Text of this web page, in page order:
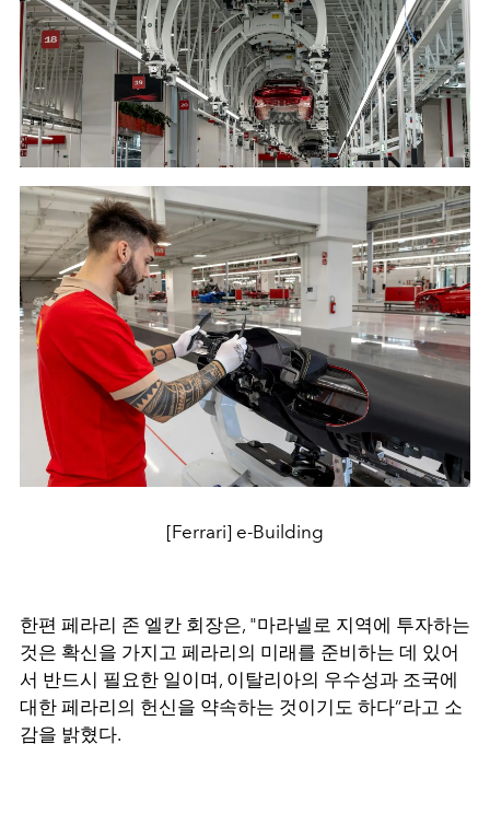
[Ferrari] e-Building
한편 페라리 존 엘칸 회장은, "마라넬로 지역에 투자하는
것은 확신을 가지고 페라리의 미래를 준비하는 데 있어
서 반드시 필요한 일이며, 이탈리아의 우수성과 조국에
대한 페라리의 헌신을 약속하는 것이기도 하다”라고 소
감을 밝혔다.